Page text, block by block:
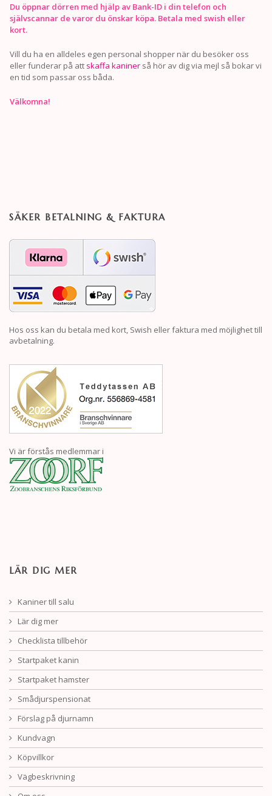
Du öppnar dörren med hjälp av Bank-ID i din telefon och
självscannar de varor du önskar köpa. Betala med swish eller
kort.
Vill du ha en alldeles egen personal shopper när du besöker oss
eller funderar på att skaffa kaniner så hör av dig via mejl så bokar vi
en tid som passar oss båda.
Välkomna!
SÄKER BETALNING & FAKTURA
Hos oss kan du betala med kort, Swish eller faktura med möjlighet till
avbetalning.
Vi är förstås medlemmar i
LÄR DIG MER
Kaniner till salu
Lär dig mer
Checklista tillbehör
Startpaket kanin
Startpaket hamster
Smådjurspensionat
Förslag på djurnamn
Kundvagn
Köpvillkor
Vägbeskrivning